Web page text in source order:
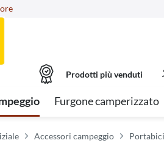
Prodotti più venduti
Furgone camperizzato
Accessori campeggio